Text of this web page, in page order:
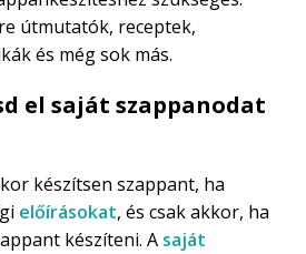
útmutatók, receptek,
és még sok más.
el saját szappanodat
készítsen szappant, ha
előírásokat, és csak akkor, ha
készíteni. A saját